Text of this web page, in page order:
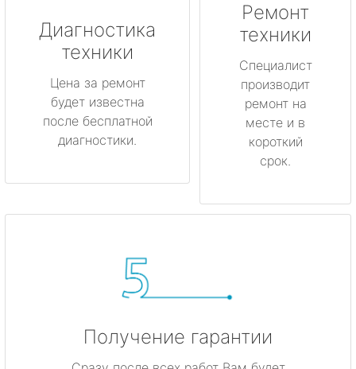
Диагностика
техники
Цена за ремонт
будет известна
после бесплатной
диагностики.
Ремонт
техники
Специалист
производит
ремонт на
месте и в
короткий
срок.
Получение гарантии